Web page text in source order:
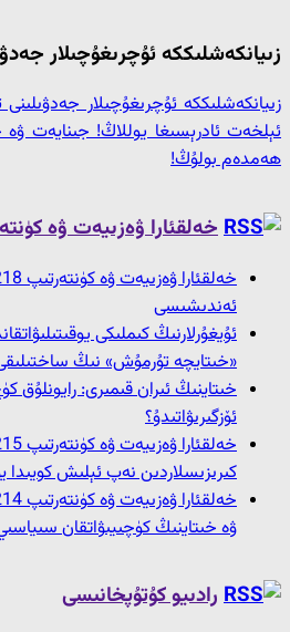
زىيانكەشلىككە ئۇچرىغۇچىلار
زىيانكەشلىككە ئۇچرىغۇچىلار
ئېلخەت ئادرېسىغا يوللاڭ! جىنايەت ۋە
ھەمدەم بولۇڭ!
خەلقئارا ۋەزىيەت ۋە
ئەندىشىسى
ئۇيغۇرلارنىڭ كىملىكى
«خىتايچە تۇرمۇش» نىڭ
خىتاينىڭ ئىران قىمىرى: رايونلۇق
ئۆزگىرىۋاتىدۇ؟
كىرىزىسلاردىن نەپ ئېلىش كويىدا
ۋە خىتاينىڭ كۈچىيىۋاتقان
رادىيو كۇتۇپخانىسى